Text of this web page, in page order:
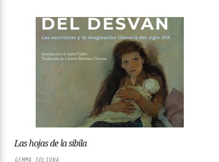
Las hojas de la sibila
GEMMA SOLSONA